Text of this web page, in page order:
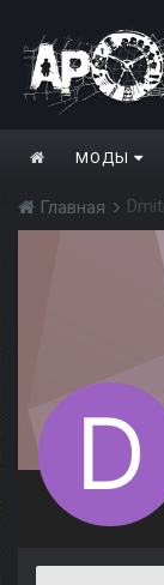
МОДЫ
Главная